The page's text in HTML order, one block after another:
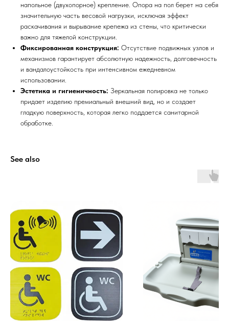
напольное (двухопорное) крепление. Опора на пол берет на себя
значительную часть весовой нагрузки, исключая эффект
раскачивания и вырывание крепежа из стены, что критически
важно для тяжелой конструкции.
Фиксированная конструкция: Отсутствие подвижных узлов и
механизмов гарантирует абсолютную надежность, долговечность
и вандалоустойкость при интенсивном ежедневном
использовании.
Эстетика и гигиеничность: Зеркальная полировка не только
придает изделию премиальный внешний вид, но и создает
гладкую поверхность, которая легко поддается санитарной
обработке.
See also